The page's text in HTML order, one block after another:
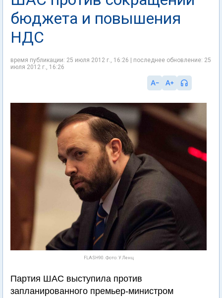
бюджета и повышения
НДС
время публикации: 25 июля 2012 г., 16:26 | последнее обновление: 25
июля 2012 г., 16:26
FLASH90. Фото: У.Ленц
Партия ШАС выступила против
запланированного премьер-министром